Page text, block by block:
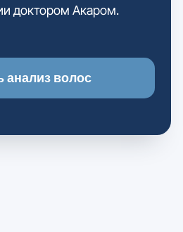
доктором Акаром.
анализ волос